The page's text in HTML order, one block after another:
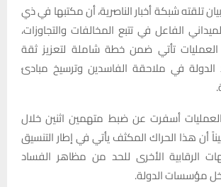
تلقته شبكة أخبار الناصرية، أن مكتبها في ذي
الفاعل في تتبع المخالفات والتجاوزات،
تأتي ضمن خطة شاملة لتعزيز ثقة
الدولة في ملاحقة الفاسدين وترسيخ مبادئ
أسفرت عن ضبط متهمين اثنين خلال
أن هذا الحراك المكثف يأتي في إطار التنسيق
الرقابية الأخرى للحد من مظاهر الفساد
مؤسسات الدولة.